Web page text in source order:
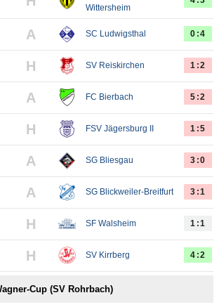
Wittersheim
A SC Ludwigsthal 0:4
H SV Reiskirchen 1:2
A FC Bierbach 5:2
H FSV Jägersburg II 1:5
A SG Bliesgau 3:0
A SG Blickweiler-Breitfurt 3:1
H SF Walsheim 1:1
H SV Kirrberg 4:2
Cup (SV Rohrbach)